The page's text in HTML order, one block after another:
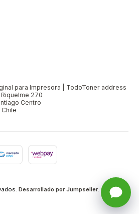
para Impresora | TodoToner address
270
Centro
Desarrollado por Jumpseller.